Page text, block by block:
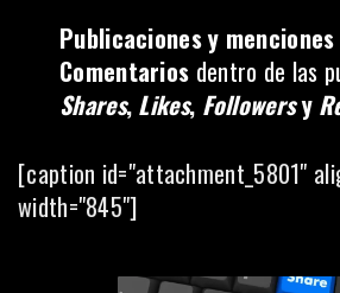
Publicaciones y menciones
Comentarios dentro de las
Shares, Likes, Followersy
[caption id="attachment_5801"
width="845"]